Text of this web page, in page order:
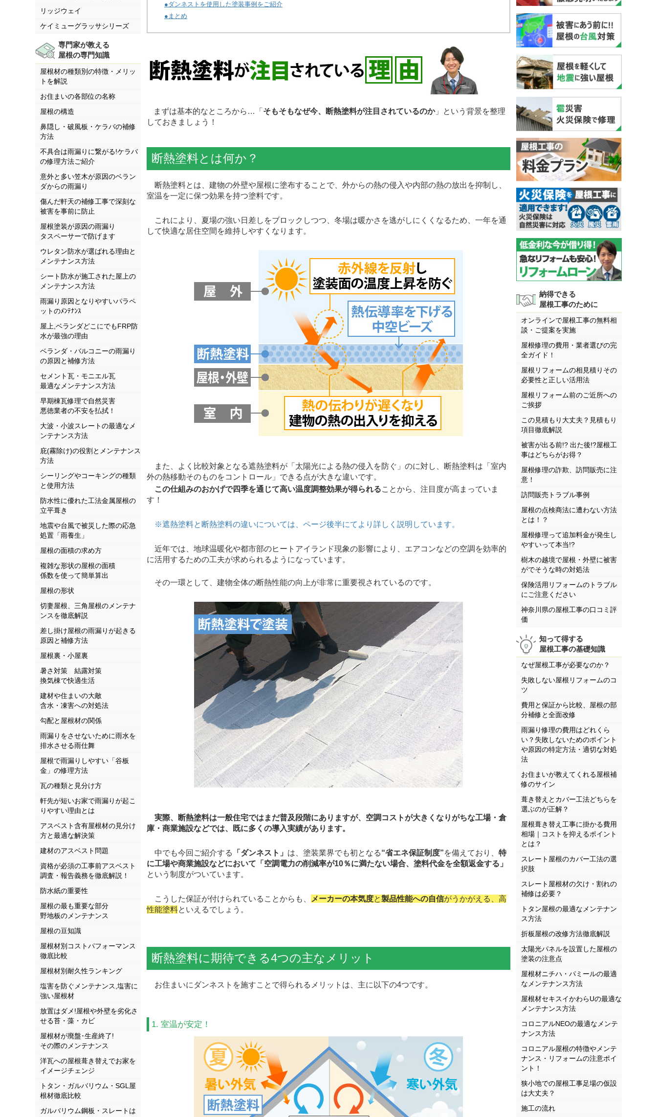
リッジウェイ
ケイミューグラッサシリーズ
専門家が教える
屋根の専門知識
屋根材の種類別の特徴・メリッ
トを解説
お住まいの各部位の名称
屋根の構造
鼻隠し・破風板・ケラバの補修
方法
不具合は雨漏りに繋がる!ケラバ
の修理方法ご紹介
意外と多い笠木が原因のベラン
ダからの雨漏り
傷んだ軒天の補修工事で深刻な
被害を事前に防止
屋根塗装が原因の雨漏り
タスペーサーで防げます
ウレタン防水が選ばれる理由と
メンテナンス方法
シート防水が施工された屋上の
メンテナンス方法
雨漏り原因となりやすいパラペ
ットのﾒﾝﾃﾅﾝｽ
屋上,ベランダどこにでもFRP防
水が最強の理由
ベランダ・バルコニーの雨漏り
の原因と補修方法
セメント瓦・モニエル瓦
最適なメンテナンス方法
早期棟瓦修理で自然災害
悪徳業者の不安を払拭！
大波・小波スレートの最適なメ
ンテナンス方法
庇(霧除け)の役割とメンテナンス
方法
シーリングやコーキングの種類
と使用方法
防水性に優れた工法金属屋根の
立平葺き
地震や台風で被災した際の応急
処置「雨養生」
屋根の面積の求め方
複雑な形状の屋根の面積
係数を使って簡単算出
屋根の形状
切妻屋根、三角屋根のメンテナ
ンスを徹底解説
差し掛け屋根の雨漏りが起きる
原因と補修方法
屋根裏・小屋裏
暑さ対策 結露対策
換気棟で快適生活
建材や住まいの大敵
含水・凍害への対処法
勾配と屋根材の関係
雨漏りをさせないために雨水を
排水させる雨仕舞
屋根で雨漏りしやすい「谷板
金」の修理方法
瓦の種類と見分け方
軒先が短いお家で雨漏りが起こ
りやすい理由とは
アスベスト含有屋根材の見分け
方と最適な解決策
建材のアスベスト問題
資格が必須の工事前アスベスト
調査・報告義務を徹底解説！
防水紙の重要性
屋根の最も重要な部分
野地板のメンテナンス
屋根の豆知識
屋根材別コストパフォーマンス
徹底比較
屋根材別耐久性ランキング
塩害を防ぐメンテナンス,塩害に
強い屋根材
放置はダメ!屋根や外壁を劣化さ
せる苔・藻・カビ
屋根材が廃盤･生産終了!
その際のメンテナンス
洋瓦への屋根葺き替えでお家を
イメージチェンジ
トタン・ガルバリウム・SGL屋
根材徹底比較
ガルバリウム鋼板・スレートは
●ダンネストを使用した塗装事例をご紹介
●まとめ
まずは基本的なところから…「 そもそもなぜ今、断熱塗料が注目されているのか」という背景を整理
しておきましょう！
断熱塗料とは何か？
断熱塗料とは、建物の外壁や屋根に塗布することで、外からの熱の侵入や内部の熱の放出を抑制し、
室温を一定に保つ効果を持つ塗料です。
これにより、夏場の強い日差しをブロックしつつ、冬場は暖かさを逃がしにくくなるため、一年を通
して快適な居住空間を維持しやすくなります。
また、よく比較対象となる遮熱塗料が「太陽光による熱の侵入を防ぐ」のに対し、断熱塗料は「室内
外の熱移動そのものをコントロール」できる点が大きな違いです。
この仕組みのおかげで四季を通じて高い温度調整効果が得られることから、注目度が高まっていま
す！
※遮熱塗料と断熱塗料の違いについては、ページ後半にてより詳しく説明しています。
近年では、地球温暖化や都市部のヒートアイランド現象の影響により、エアコンなどの空調を効率的
に活用するための工夫が求められるようになっています。
その一環として、建物全体の断熱性能の向上が非常に重要視されているのです。
実際、断熱塗料は一般住宅ではまだ普及段階にありますが、空調コストが大きくなりがちな工場・倉
庫・商業施設などでは、既に多くの導入実績があります。
中でも今回ご紹介する 「ダンネスト」 は、塗装業界でも初となる“省エネ保証制度”を備えており、 特
に工場や商業施設などにおいて「空調電力の削減率が10％に満たない場合、塗料代金を全額返金する」
という制度がついています。
こうした保証が付けられていることからも、 メーカーの本気度と製品性能への自信がうかがえる、高
性能塗料といえるでしょう。
断熱塗料に期待できる4つの主なメリット
お住まいにダンネストを施すことで得られるメリットは、主に以下の4つです。
1. 室温が安定！
納得できる
屋根工事のために
オンラインで屋根工事の無料相
談・ご提案を実施
屋根修理の費用・業者選びの完
全ガイド！
屋根リフォームの相見積りその
必要性と正しい活用法
屋根リフォーム前のご近所への
ご挨拶
この見積もり大丈夫？見積もり
項目徹底解説
被害が出る前!? 出た後!?屋根工
事はどちらがお得？
屋根修理の詐欺、訪問販売に注
意！
訪問販売トラブル事例
屋根の点検商法に遭わない方法
とは！？
屋根修理って追加料金が発生し
やすいって本当!?
樹木の越境で屋根・外壁に被害
がでそうな時の対処法
保険活用リフォームのトラブル
にご注意ください
神奈川県の屋根工事の口コミ評
価
知って得する
屋根工事の基礎知識
なぜ屋根工事が必要なのか？
失敗しない屋根リフォームのコ
ツ
費用と保証から比較、屋根の部
分補修と全面改修
雨漏り修理の費用はどれくら
い？失敗しないためのポイント
や原因の特定方法・適切な対処
法
お住まいが教えてくれる屋根補
修のサイン
葺き替えとカバー工法どちらを
選ぶのが正解？
屋根葺き替え工事に掛かる費用
相場｜コストを抑えるポイント
とは？
スレート屋根のカバー工法の選
択肢
スレート屋根材の欠け・割れの
補修は必要？
トタン屋根の最適なメンテナン
ス方法
折板屋根の改修方法徹底解説
太陽光パネルを設置した屋根の
塗装の注意点
屋根材ニチハ・パミールの最適
なメンテナンス方法
屋根材セキスイかわらUの最適な
メンテナンス方法
コロニアルNEOの最適なメンテ
ナンス方法
コロニアル屋根の特徴やメンテ
ナンス・リフォームの注意ポイ
ント！
狭小地での屋根工事足場の仮設
は大丈夫？
施工の流れ